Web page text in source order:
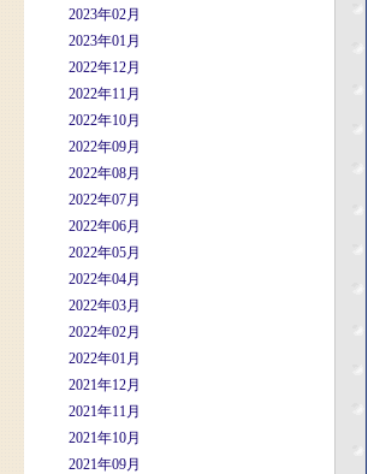
2023年02月
2023年01月
2022年12月
2022年11月
2022年10月
2022年09月
2022年08月
2022年07月
2022年06月
2022年05月
2022年04月
2022年03月
2022年02月
2022年01月
2021年12月
2021年11月
2021年10月
2021年09月